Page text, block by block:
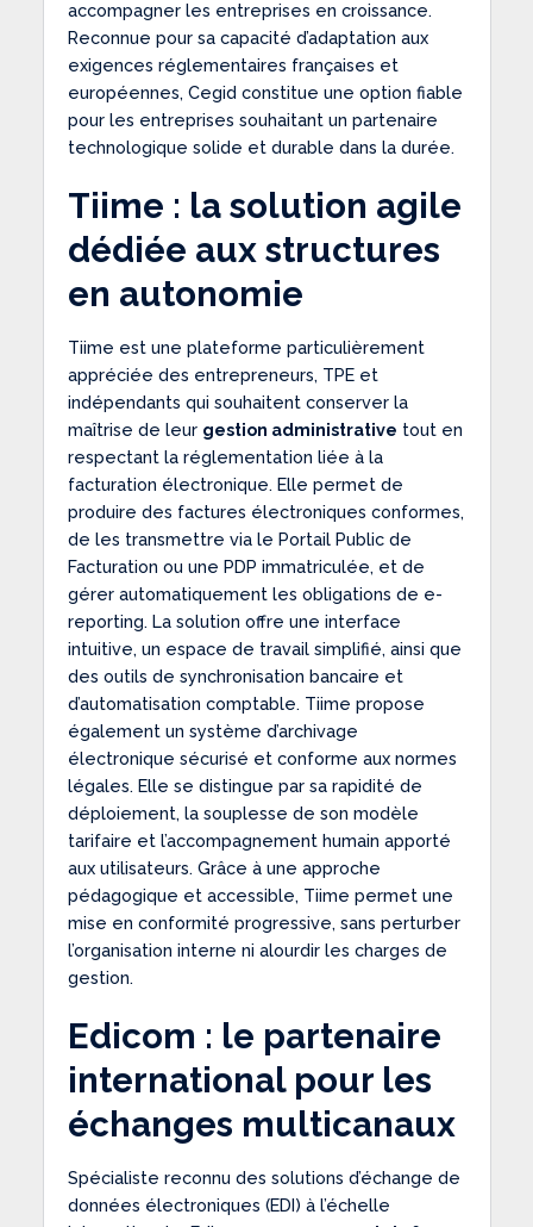
accompagner les entreprises en croissance.
Reconnue pour sa capacité d’adaptation aux
exigences réglementaires françaises et
européennes, Cegid constitue une option fiable
pour les entreprises souhaitant un partenaire
technologique solide et durable dans la durée.
Tiime : la solution agile
dédiée aux structures
en autonomie
Tiime est une plateforme particulièrement
appréciée des entrepreneurs, TPE et
indépendants qui souhaitent conserver la
maîtrise de leur gestion administrative tout en
respectant la réglementation liée à la
facturation électronique. Elle permet de
produire des factures électroniques conformes,
de les transmettre via le Portail Public de
Facturation ou une PDP immatriculée, et de
gérer automatiquement les obligations de e-
reporting. La solution offre une interface
intuitive, un espace de travail simplifié, ainsi que
des outils de synchronisation bancaire et
d’automatisation comptable. Tiime propose
également un système d’archivage
électronique sécurisé et conforme aux normes
légales. Elle se distingue par sa rapidité de
déploiement, la souplesse de son modèle
tarifaire et l’accompagnement humain apporté
aux utilisateurs. Grâce à une approche
pédagogique et accessible, Tiime permet une
mise en conformité progressive, sans perturber
l’organisation interne ni alourdir les charges de
gestion.
Edicom : le partenaire
international pour les
échanges multicanaux
Spécialiste reconnu des solutions d’échange de
données électroniques (EDI) à l’échelle